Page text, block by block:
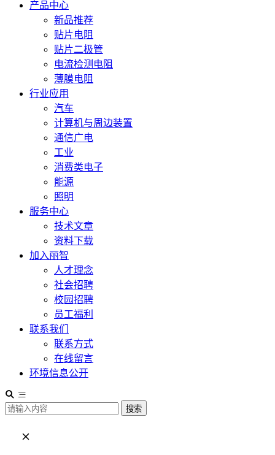
产品中心
新品推荐
贴片电阻
贴片二极管
电流检测电阻
薄膜电阻
行业应用
汽车
计算机与周边装置
通信广电
工业
消费类电子
能源
照明
服务中心
技术文章
资料下载
加入丽智
人才理念
社会招聘
校园招聘
员工福利
联系我们
联系方式
在线留言
环境信息公开
搜索